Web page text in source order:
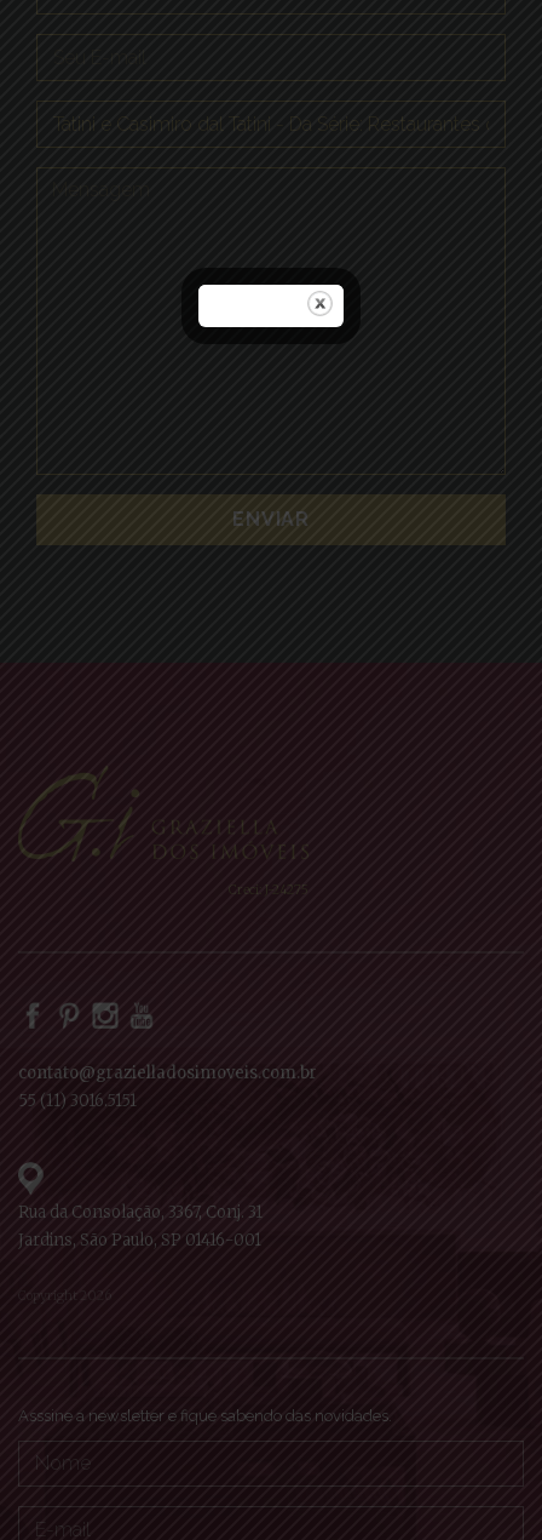
Creci: J-24275
contato@grazielladosimoveis.com.br
55 (11) 3016.5151
Rua da Consolação, 3367, Conj. 31
Jardins, São Paulo, SP 01416-001
Copyright 2026
Asssine a newsletter e fique sabendo das novidades.